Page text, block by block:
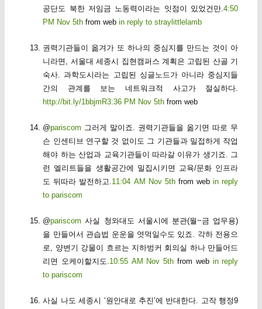
공단도 북한 저임금 노동력이라는 잇점이 있었건만.4:50
PM Nov 5th from web in reply to straylittlelamb
권력기관들이 옮겨가 또 하나의 중심지를 만드는 것이 아
니라면, 서울대 세종시 집현캠퍼스 계획은 고립된 산골 기
숙사. 과학도시라는 고립된 싱글노드가 아니라 중심지들
간의 관계를 보는 네트워크적 사고가 절실하다.
http://bit.ly/1bbjmR3:36 PM Nov 5th from web
@pariscom 그러게 말이죠. 권력기관들을 옮기면 따로 무
슨 인센티브 연구할 것 없이도 그 기관들과 밀접하게 작업
해야 하는 산업과 교육기관들이 따라갈 이유가 생기죠. 그
런 엘리트들을 생활공간에 밀집시키면 교육/문화 인프라
도 뒤따라 발전하고. 11:04 AM Nov 5th from web in reply
to pariscom
@pariscom 사실 청와대도 서울시에 분관(월~금 업무용)
을 만들어서 관습법 운운을 엿먹일수도 있죠. 각하 전용으
로, 양변기 강물이 흐르는 지하벙커 회의실 하나 만들어드
리면 오케이할지도.10:55 AM Nov 5th from web in reply
to pariscom
사실 나도 세종시 ‘원안대로 추진’에 반대한다. 고작 행정9